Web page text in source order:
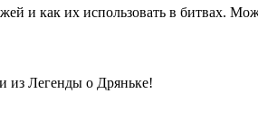
и как их использовать в битвах.
из Легенды о Дряньке!